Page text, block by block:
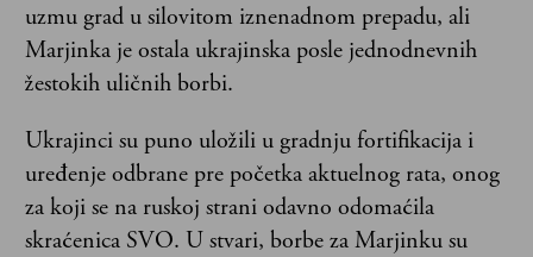
uzmu grad u silovitom iznenadnom prepadu, ali
Marjinka je ostala ukrajinska posle jednodnevnih
žestokih uličnih borbi.
Ukrajinci su puno uložili u gradnju fortifikacija i
uređenje odbrane pre početka aktuelnog rata, onog
za koji se na ruskoj strani odavno odomaćila
skraćenica SVO. U stvari, borbe za Marjinku su